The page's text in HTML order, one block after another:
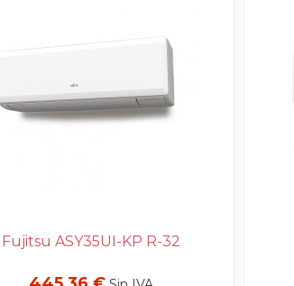
Fujitsu ASY35UI-KP R-32